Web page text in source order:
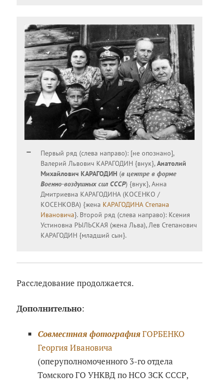
Первый ряд (слева направо): [не опознано],
Валерий Львович КАРАГОДИН {внук},Анатолий
Михайлович КАРАГОДИН (в центре в форме
Военно-воздушных сил СССР) {внук}, Анна
Дмитриевна КАРАГОДИНА (КОСЕНКО /
КОСЕНКОВА) {жена КАРАГОДИНА Степана
Ивановича}. Второй ряд (слева направо): Ксения
Устиновна РЫЛЬСКАЯ (жена Льва), Лев Степанович
КАРАГОДИН {младший сын}.
Расследование продолжается.
Дополнительно:
Совместная фотографияГОРБЕНКО
Георгия Ивановича
(оперуполномоченного 3-го отдела
Томского ГО УНКВД по НСО ЗСК СССР,